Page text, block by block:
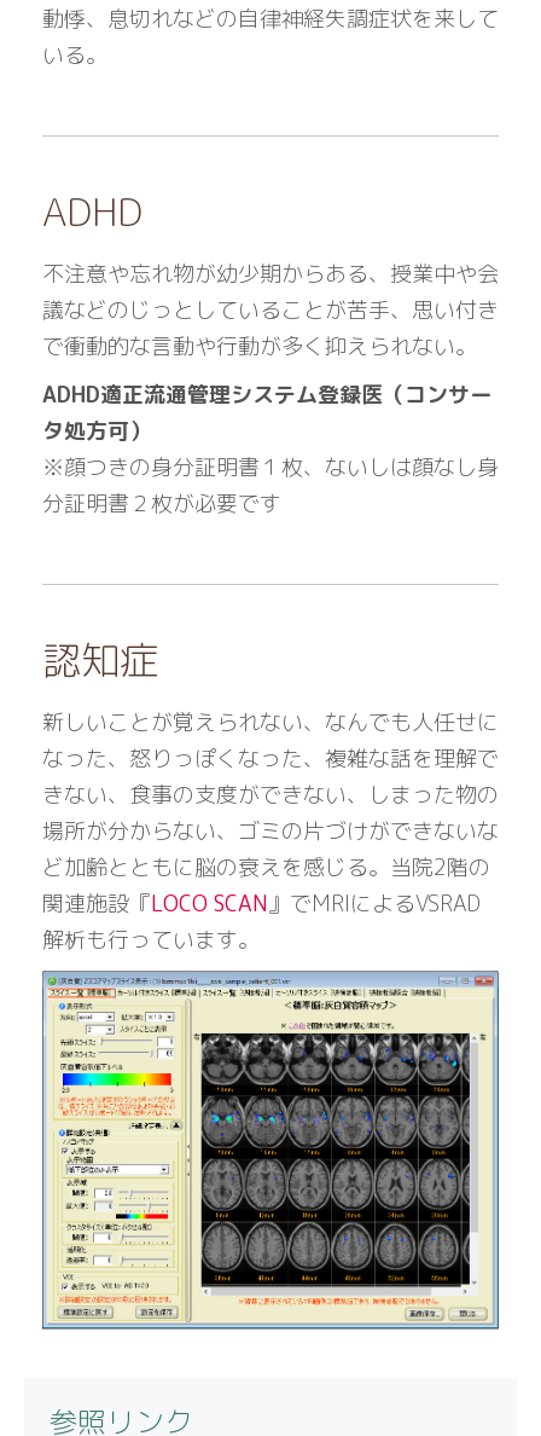
動悸、息切れなどの自律神経失調症状を来して
いる。
ADHD
不注意や忘れ物が幼少期からある、授業中や会
議などのじっとしていることが苦手、思い付き
で衝動的な言動や行動が多く抑えられない。
ADHD適正流通管理システム登録医（コンサー
タ処方可）
※顔つきの身分証明書１枚、ないしは顔なし身
分証明書２枚が必要です
認知症
新しいことが覚えられない、なんでも人任せに
なった、怒りっぽくなった、複雑な話を理解で
きない、食事の支度ができない、しまった物の
場所が分からない、ゴミの片づけができないな
ど加齢とともに脳の衰えを感じる。当院2階の
関連施設『LOCO SCAN』でMRIによるVSRAD
解析も行っています。
参照リンク